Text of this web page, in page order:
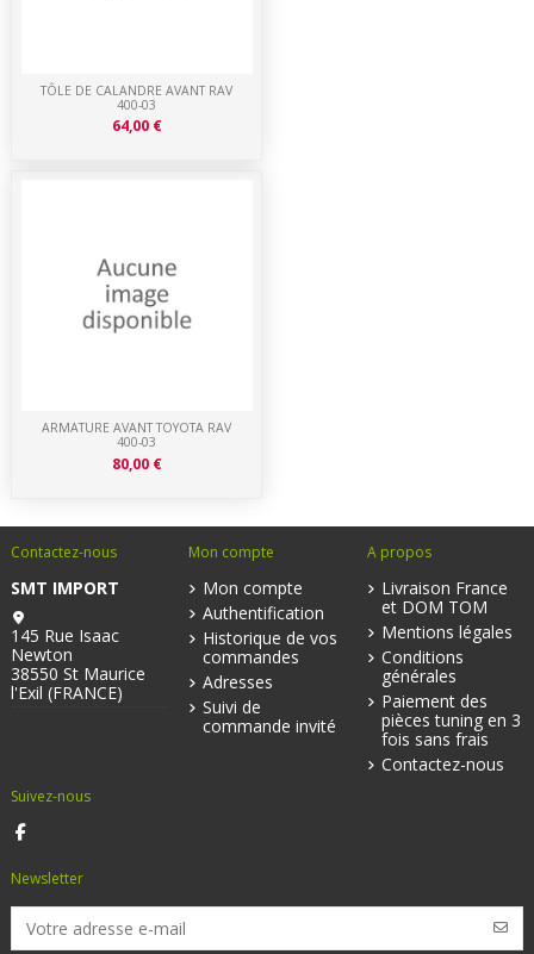
ARMATURE AVANT TOYOTA RAV
400-03
80,00 €
TÔLE DE CALANDRE AVANT RAV
400-03
64,00 €
Contactez-nous
SMT IMPORT
145 Rue Isaac
Newton
38550 St Maurice
l'Exil (FRANCE)
Mon compte
Mon compte
Authentification
Historique de vos
commandes
Adresses
Suivi de
commande invité
A propos
Livraison France
et DOM TOM
Mentions légales
Conditions
générales
Paiement des
pièces tuning en 3
fois sans frais
Contactez-nous
Suivez-nous
Newsletter